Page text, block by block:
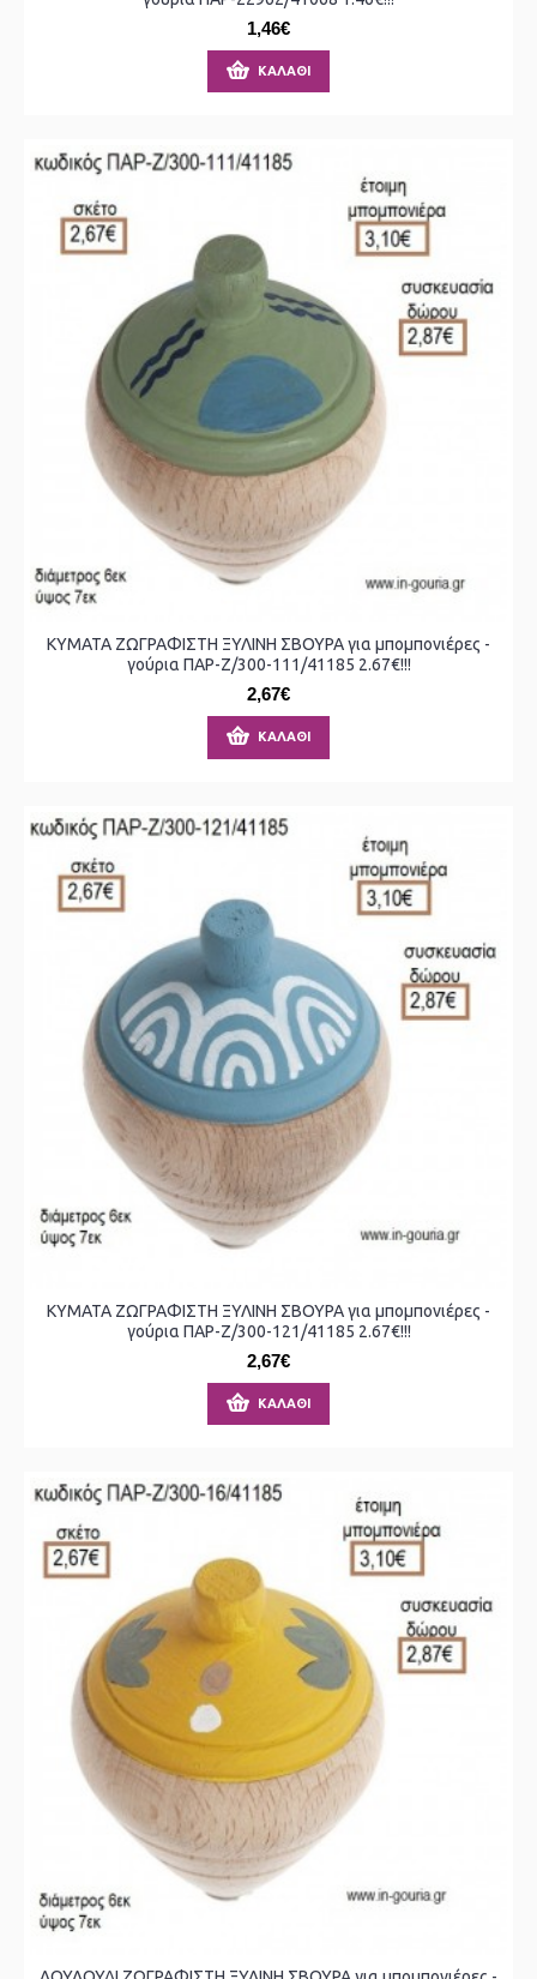
1,46€
ΚΑΛΆΘΙ
ΚΥΜΑΤΑ ΖΩΓΡΑΦΙΣΤΗ ΞΥΛΙΝΗ ΣΒΟΥΡΑ για μπομπονιέρες -
γούρια ΠΑΡ-Ζ/300-111/41185 2.67€!!!
2,67€
ΚΑΛΆΘΙ
ΚΥΜΑΤΑ ΖΩΓΡΑΦΙΣΤΗ ΞΥΛΙΝΗ ΣΒΟΥΡΑ για μπομπονιέρες -
γούρια ΠΑΡ-Ζ/300-121/41185 2.67€!!!
2,67€
ΚΑΛΆΘΙ